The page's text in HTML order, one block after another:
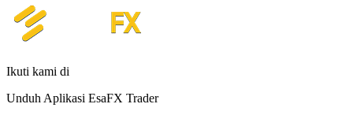
Ikuti kami di
Unduh Aplikasi EsaFX Trader